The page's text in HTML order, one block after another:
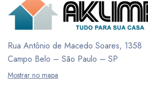
Rua Antônio de Macedo Soares, 1358
Campo Belo – São Paulo – SP
Mostrar no mapa